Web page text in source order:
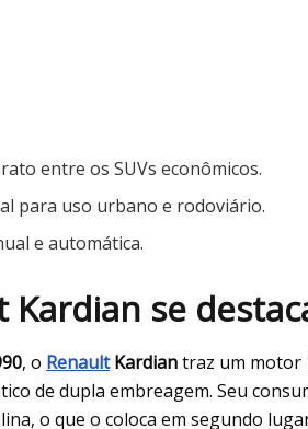
entre os SUVs econômicos.
para uso urbano e rodoviário.
e automática.
Kardian se
, o RenaultKardiantraz um motor
de dupla embreagem. Seu
o que o coloca em segundo